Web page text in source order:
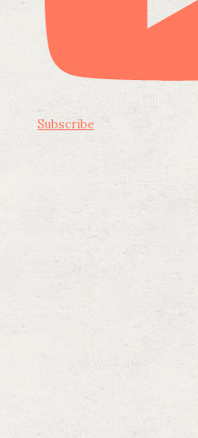
Subscribe